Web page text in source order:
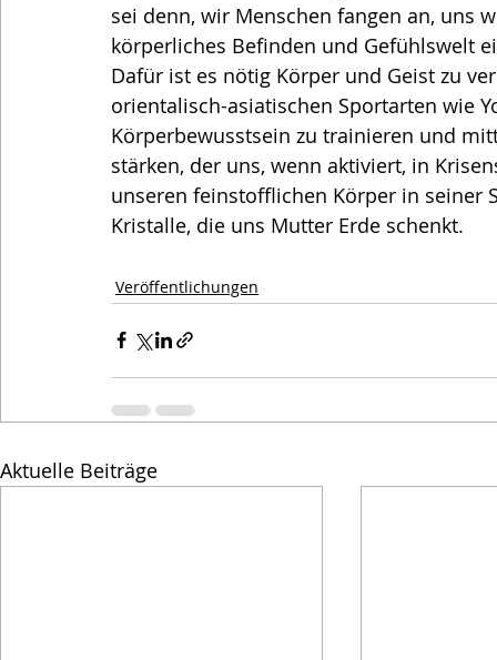
sei denn, wir Menschen fangen an, uns
körperliches Befinden und Gefühlswelt
Dafür ist es nötig Körper und Geist zu
orientalisch-asiatischen Sportarten wie
Körperbewusstsein zu trainieren und
stärken, der uns, wenn aktiviert, in
unseren feinstofflichen Körper in seiner
Kristalle, die uns Mutter Erde schenkt.
Veröffentlichungen
Aktuelle Beiträge